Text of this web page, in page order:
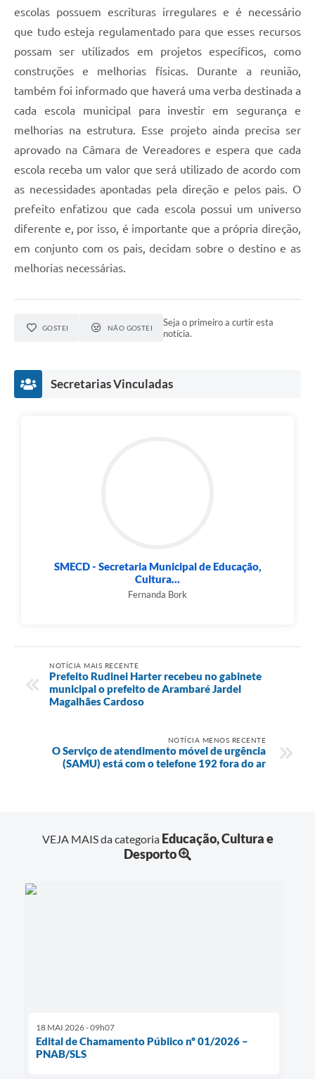
escolas possuem escrituras irregulares e é necessário
que tudo esteja regulamentado para que esses recursos
possam ser utilizados em projetos específicos, como
construções e melhorias físicas. Durante a reunião,
também foi informado que haverá uma verba destinada a
cada escola municipal para investir em segurança e
melhorias na estrutura. Esse projeto ainda precisa ser
aprovado na Câmara de Vereadores e espera que cada
escola receba um valor que será utilizado de acordo com
as necessidades apontadas pela direção e pelos pais. O
prefeito enfatizou que cada escola possui um universo
diferente e, por isso, é importante que a própria direção,
em conjunto com os pais, decidam sobre o destino e as
melhorias necessárias.
GOSTEI NÃO GOSTEI
Seja o primeiro a curtir esta
notícia.
Secretarias Vinculadas
SMECD - Secretaria Municipal de Educação,
Cultura...
Fernanda Bork
NOTÍCIA MAIS RECENTE
Prefeito Rudinei Harter recebeu no gabinete
municipal o prefeito de Arambaré Jardel
Magalhães Cardoso
NOTÍCIA MENOS RECENTE
O Serviço de atendimento móvel de urgência
(SAMU) está com o telefone 192 fora do ar
VEJA MAIS da categoria Educação, Cultura e
Desporto
18 MAI 2026 - 09h07
Edital de Chamamento Público nº 01/2026 –
PNAB/SLS